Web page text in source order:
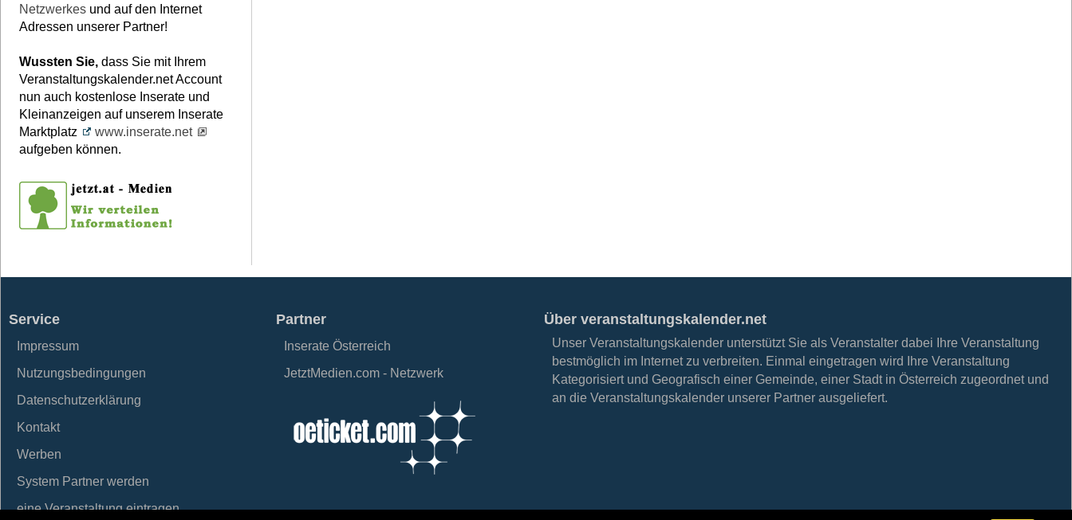
Netzwerkes und auf den Internet
Adressen unserer Partner!
Wussten Sie, dass Sie mit Ihrem
Veranstaltungskalender.net Account
nun auch kostenlose Inserate und
Kleinanzeigen auf unserem Inserate
Marktplatz
www.inserate.net
aufgeben können.
Service
Impressum
Nutzungsbedingungen
Datenschutzerklärung
Kontakt
Werben
System Partner werden
eine Veranstaltung eintragen
Partner
Inserate Österreich
JetztMedien.com - Netzwerk
Über veranstaltungskalender.net
Unser Veranstaltungskalender unterstützt Sie als Veranstalter dabei Ihre Veranstaltung
bestmöglich im Internet zu verbreiten. Einmal eingetragen wird Ihre Veranstaltung
Kategorisiert und Geografisch einer Gemeinde, einer Stadt in Österreich zugeordnet und
an die Veranstaltungskalender unserer Partner ausgeliefert.